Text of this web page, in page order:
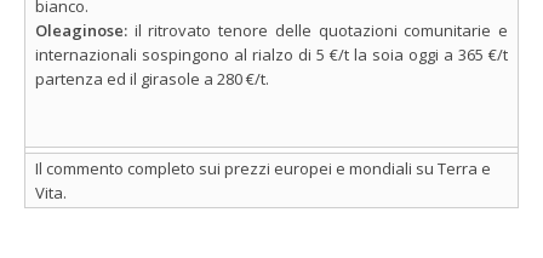
bianco.
Oleaginose: il ritrovato tenore delle quotazioni comunitarie e
internazionali sospingono al rialzo di 5 €/t la soia oggi a 365 €/t
partenza ed il girasole a 280 €/t.
Il commento completo sui prezzi europei e mondiali su Terra e
Vita.